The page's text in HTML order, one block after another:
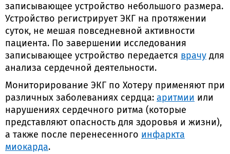
записывающее устройство небольшого размера.
Устройство регистрирует ЭКГ на протяжении
суток, не мешая повседневной активности
пациента. По завершении исследования
записывающее устройство передается врачу для
анализа сердечной деятельности.
Мониторирование ЭКГ по Хотеру применяют при
различных заболеваниях сердца: аритмии или
нарушениях сердечного ритма (которые
представляют опасность для здоровья и жизни),
а также после перенесенного инфаркта
миокарда.